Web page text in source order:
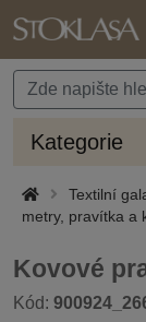
Kategorie
Textilní
metry, pravítka a
Kovové
Kód: